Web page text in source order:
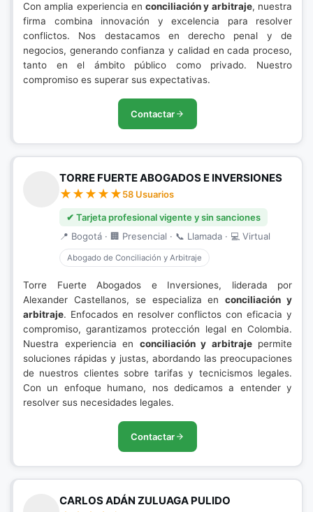
Con amplia experiencia enconciliación y arbitraje, nuestra
firma combina innovación y excelencia para resolver
conflictos. Nos destacamos en derecho penal y de
negocios, generando confianza y calidad en cada proceso,
tanto en el ámbito público como privado. Nuestro
compromiso es superar sus expectativas.
Contactar
TORRE FUERTE ABOGADOS E INVERSIONES
58 Usuarios
✔ Tarjeta profesional vigente y sin sanciones
📍 Bogotá · 🏢 Presencial · 📞 Llamada · 💻 Virtual
Abogado de Conciliación y Arbitraje
Torre Fuerte Abogados e Inversiones, liderada por
Alexander Castellanos, se especializa enconciliación y
arbitraje. Enfocados en resolver conflictos con eficacia y
compromiso, garantizamos protección legal en Colombia.
Nuestra experiencia en conciliación y arbitrajepermite
soluciones rápidas y justas, abordando las preocupaciones
de nuestros clientes sobre tarifas y tecnicismos legales.
Con un enfoque humano, nos dedicamos a entender y
resolver sus necesidades legales.
Contactar
CARLOS ADÁN ZULUAGA PULIDO